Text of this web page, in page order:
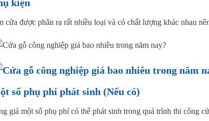
kiện
cửa được phân ra rất nhiều loại và có chất lượng khác nhau
số phụ phí phát sinh (Nếu có)
giá một số phụ phí có thể phát sinh trong quá trình thi công